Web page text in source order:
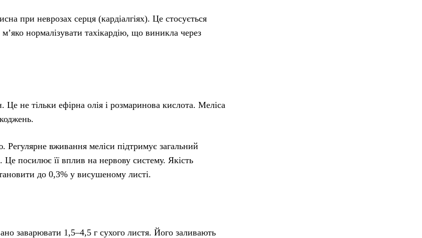
при неврозах серця (кардіалгіях). Це стосується
нормалізувати тахікардію, що виникла через
не тільки ефірна олія і розмаринова кислота. Меліса
вживання меліси підтримує загальний
посилює її вплив на нервову систему. Якість
до 0,3% у висушеному листі.
заварювати 1,5–4,5 г сухого листя. Його заливають